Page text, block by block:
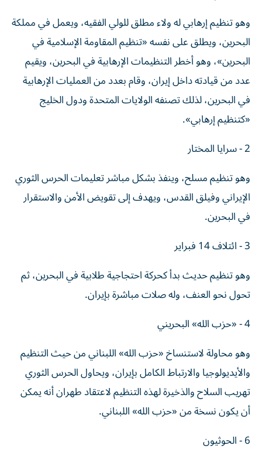
وهو تنظيم إرهابي له ولاء مطلق للولي الفقيه، ويعمل في مملكة
البحرين، ويطلق على نفسه «تنظيم المقاومة الإسلامية في
البحرين»، وهو أخطر التنظيمات الإرهابية في البحرين، ويقيم
عدد من قيادته داخل إيران، وقام بعدد من العمليات الإرهابية
في البحرين، لذلك تصنفه الولايات المتحدة ودول الخليج
«كتنظيم إرهابي».
2 - سرايا المختار
وهو تنظيم مسلح، وينفذ بشكل مباشر تعليمات الحرس الثوري
الإيراني وفيلق القدس، ويهدف إلى تقويض الأمن والاستقرار
في البحرين.
3 - ائتلاف 14 فبراير
وهو تنظيم حديث بدأ كحركة احتجاجية طلابية في البحرين، ثم
تحول نحو العنف، وله صلات مباشرة بإيران.
4 - «حزب الله» البحريني
وهو محاولة لاستنساخ «حزب الله» اللبناني من حيث التنظيم
والأيديولوجيا والارتباط الكامل بإيران، ويحاول الحرس الثوري
تهريب السلاح والذخيرة لهذه التنظيم لاعتقاد طهران أنه يمكن
أن يكون نسخة من «حزب الله» اللبناني.
6 - الحوثيون